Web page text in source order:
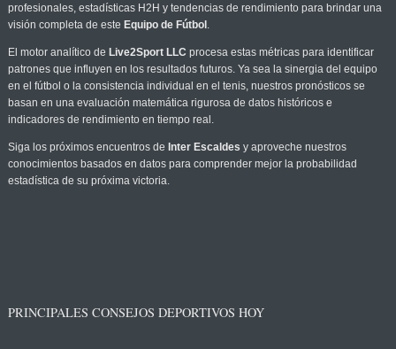
profesionales, estadísticas H2H y tendencias de rendimiento para brindar una
visión completa de este Equipo de Fútbol .
El motor analítico de Live2Sport LLC procesa estas métricas para identificar
patrones que influyen en los resultados futuros. Ya sea la sinergia del equipo
en el fútbol o la consistencia individual en el tenis, nuestros pronósticos se
basan en una evaluación matemática rigurosa de datos históricos e
indicadores de rendimiento en tiempo real.
Siga los próximos encuentros de Inter Escaldes y aproveche nuestros
conocimientos basados en datos para comprender mejor la probabilidad
estadística de su próxima victoria.
PRINCIPALES CONSEJOS DEPORTIVOS HOY